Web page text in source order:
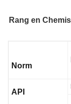
Rang en
Norm
API